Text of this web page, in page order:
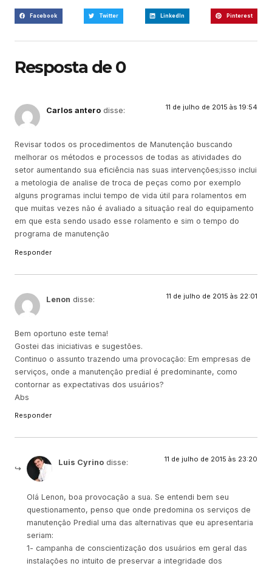
Facebook Twitter LinkedIn Pinterest
Resposta de 0
Carlos antero disse: 11 de julho de 2015 às 19:54
Revisar todos os procedimentos de Manutenção buscando
melhorar os métodos e processos de todas as atividades do
setor aumentando sua eficiência nas suas intervenções;isso inclui
a metologia de analise de troca de peças como por exemplo
alguns programas inclui tempo de vida útil para rolamentos em
que muitas vezes não é avaliado a situação real do equipamento
em que esta sendo usado esse rolamento e sim o tempo do
programa de manutenção
Responder
Lenon disse: 11 de julho de 2015 às 22:01
Bem oportuno este tema!
Gostei das iniciativas e sugestões.
Continuo o assunto trazendo uma provocação: Em empresas de
serviços, onde a manutenção predial é predominante, como
contornar as expectativas dos usuários?
Abs
Responder
Luis Cyrino disse: 11 de julho de 2015 às 23:20
Olá Lenon, boa provocação a sua. Se entendi bem seu
questionamento, penso que onde predomina os serviços de
manutenção Predial uma das alternativas que eu apresentaria
seriam:
1- campanha de conscientização dos usuários em geral das
instalações no intuito de preservar a integridade dos